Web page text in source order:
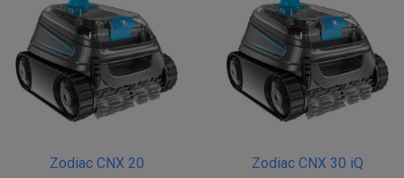
Zodiac CNX 20 Zodiac CNX 30 iQ